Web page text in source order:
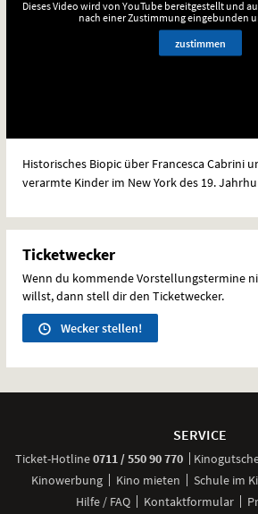
Dieses Video wird von YouTube bereitgestellt und
nach einer Zustimmung eingebunden
zustimmen
Historisches Biopic über Francesca Cabrini
verarmte Kinder im New York des 19.
Ticketwecker
Wenn du kommende Vorstellungstermine
willst, dann stell dir den Ticketwecker.
Wecker stellen!
SERVICE
Ticket-Hotline0711 / 550 90 770anrufen
Kinowerbung
Kino mieten Schule im
Hilfe / FAQ
Kontaktformular